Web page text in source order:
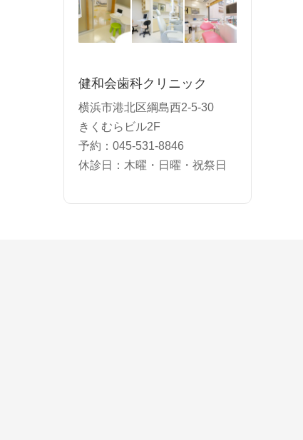
健和会歯科クリニック
横浜市港北区綱島西2-5-30
きくむらビル2F
予約：045-531-8846
休診日：木曜・日曜・祝祭日